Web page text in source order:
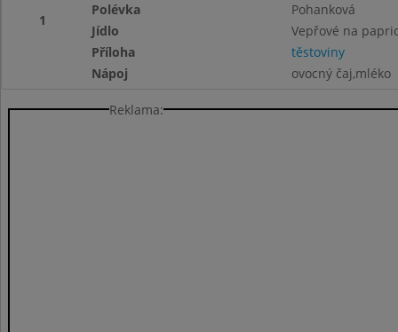
1
Polévka
Pohanková
Jídlo
Vepřové na
Příloha
těstoviny
Nápoj
ovocný čaj,mléko
Reklama: